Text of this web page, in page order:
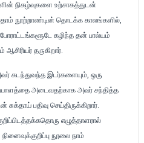
நிகழ்வுகளை உற்சாகத்துடன்
நூற்றாண்டின் தொடக்க காலங்களில்,
போராட்டங்களூடே கழிந்த தன் பால்யம்
தருகிறார்.
கடந்துவந்த இடர்களையும், ஒரு
அடைவதற்காக அவர் சந்தித்த
பதிவு செய்திருக்கிறார்.
எழுத்தாளரால்
நூலை நாம்